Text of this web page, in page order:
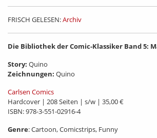
FRISCH GELESEN:Archiv
Die Bibliothek der Comic-Klassiker Band 5:
Story: Quino
Zeichnungen: Quino
Carlsen Comics
Hardcover | 208 Seiten | s/w | 35,00 €
ISBN: 978-3-551-02916-4
Genre: Cartoon, Comicstrips, Funny